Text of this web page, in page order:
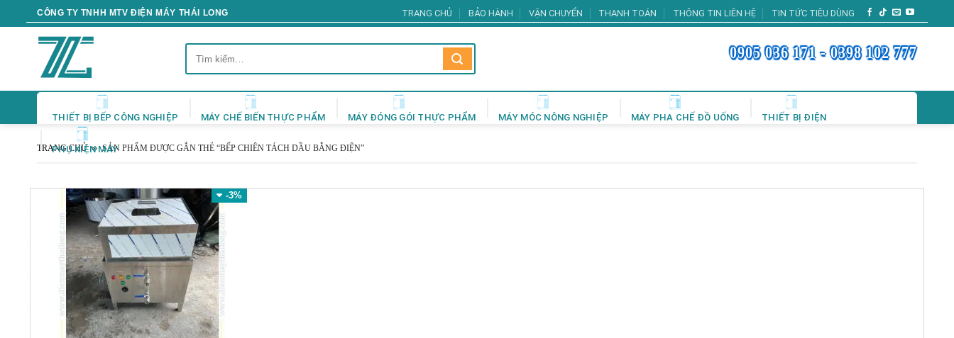
to
CÔNG TY TNHH MTV ĐIỆN MÁY THÁI LONG TRANG CHỦ BẢO HÀNH VẬN CHUYỂN THANH TOÁN THÔNG TIN LIÊN HỆ TIN TỨC TIÊU DÙNG
0905 036 171 - 0398 102 777
THIẾT BỊ BẾP CÔNG NGHIỆP MÁY CHẾ BIẾN THỰC PHẨM MÁY ĐÓNG GÓI THỰC PHẨM MÁY MÓC NÔNG NGHIỆP MÁY PHA CHẾ ĐỒ UỐNG THIẾT BỊ ĐIỆN
PHỤ KIỆN MÁY
TRANG CHỦ SẢN PHẨM ĐƯỢC GẮN THẺ “BẾP CHIÊN TÁCH DẦU BẰNG ĐIỆN”
-3%